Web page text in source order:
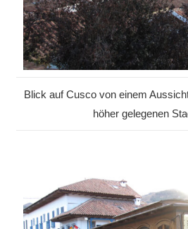
Blick auf Cusco von einem
höher gelegenen